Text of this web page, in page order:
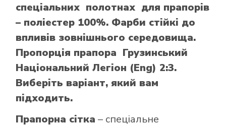
спеціальних полотнах для прапорів
– поліестер 100%. Фарби стійкі до
впливів зовнішнього середовища.
Пропорція прапора Грузинський
Національний Легіон (Eng) 2:3.
Виберіть варіант, який вам
підходить.
Прапорна сітка – спеціальне